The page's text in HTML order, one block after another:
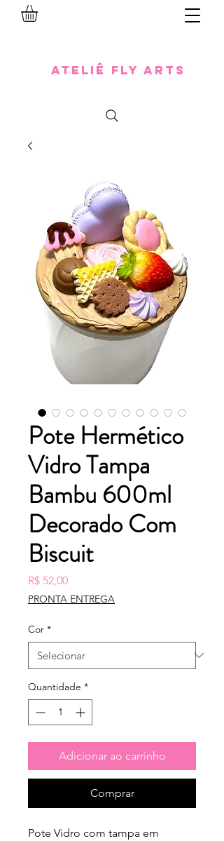
Ateliê Fly Arts
Pote Hermético
Vidro Tampa
Bambu 600ml
Decorado Com
Biscuit
R$ 52,00Preço
PRONTA ENTREGA
Cor *
Quantidade *
Adicionar ao carrinho
Comprar
Pote Vidro com tampa em